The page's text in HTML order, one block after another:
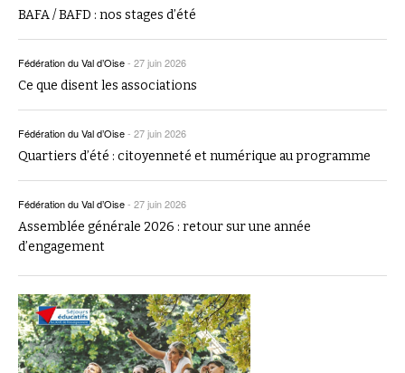
BAFA / BAFD : nos stages d’été
Fédération du Val d’Oise- 27 juin 2026
Ce que disent les associations
Fédération du Val d’Oise- 27 juin 2026
Quartiers d’été : citoyenneté et numérique au programme
Fédération du Val d’Oise- 27 juin 2026
Assemblée générale 2026 : retour sur une année
d’engagement